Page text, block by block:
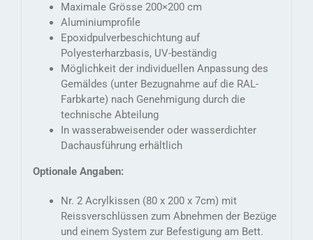
Maximale Grösse 200×200 cm
Aluminiumprofile
Epoxidpulverbeschichtung auf
Polyesterharzbasis, UV-beständig
Möglichkeit der individuellen Anpassung des
Gemäldes (unter Bezugnahme auf die RAL-
Farbkarte) nach Genehmigung durch die
technische Abteilung
In wasserabweisender oder wasserdichter
Dachausführung erhältlich
Optionale Angaben:
Nr. 2 Acrylkissen (80 x 200 x 7cm) mit
Reissverschlüssen zum Abnehmen der Bezüge
und einem System zur Befestigung am Bett.